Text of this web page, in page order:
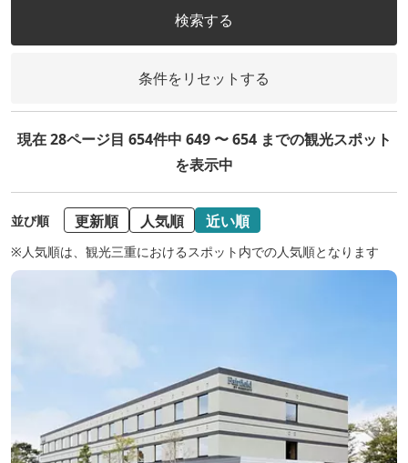
検索する
条件をリセットする
現在 28ページ目 654件中 649 〜 654 までの観光スポット
を表示中
並び順 更新順 人気順 近い順
※人気順は、観光三重におけるスポット内での人気順となります